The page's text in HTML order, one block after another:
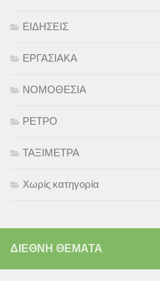
ΕΙΔΗΣΕΙΣ
ΕΡΓΑΣΙΑΚΑ
ΝΟΜΟΘΕΣΙΑ
ΡΕΤΡΟ
ΤΑΞΙΜΕΤΡΑ
Χωρίς κατηγορία
ΔΙΕΘΝΗ ΘΕΜΑΤΑ